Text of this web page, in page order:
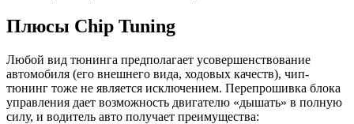
Плюсы Chip Tuning
Любой вид тюнинга предполагает усовершенствование
автомобиля (его внешнего вида, ходовых качеств), чип-
тюнинг тоже не является исключением. Перепрошивка блока
управления дает возможность двигателю «дышать» в полную
силу, и водитель авто получает преимущества: